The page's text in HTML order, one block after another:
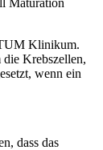
Klinikum.
die Krebszellen,
wenn ein
dass das